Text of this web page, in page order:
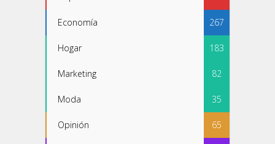
Economía 267
Hogar 183
Marketing 82
Moda 35
Opinión 65